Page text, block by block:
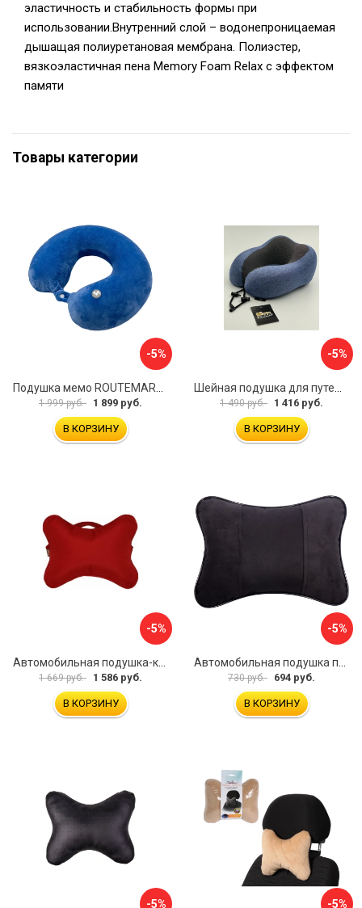
эластичность и стабильность формы при
использовании.Внутренний слой – водонепроницаемая
дышащая полиуретановая мембрана. Полиэстер,
вязкоэластичная пена Memory Foam Relax с эффектом
памяти
Товары категории
-5%
1 999 руб. 1 899 руб.
В КОРЗИНУ
-5%
1 490 руб. 1 416 руб.
В КОРЗИНУ
-5%
Автомобильная подушка-косточка под шею A&P PKRM163
1 669 руб. 1 586 руб.
В КОРЗИНУ
-5%
Автомобильная подушка под шею Dollex PBA-1320
730 руб. 694 руб.
В КОРЗИНУ
-5% -5%